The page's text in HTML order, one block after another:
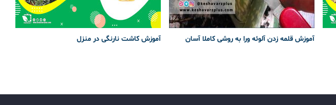
آموزش قلمه زدن آلوئه ورا به روشی کاملا آسان آموزش کاشت نارنگی در منزل